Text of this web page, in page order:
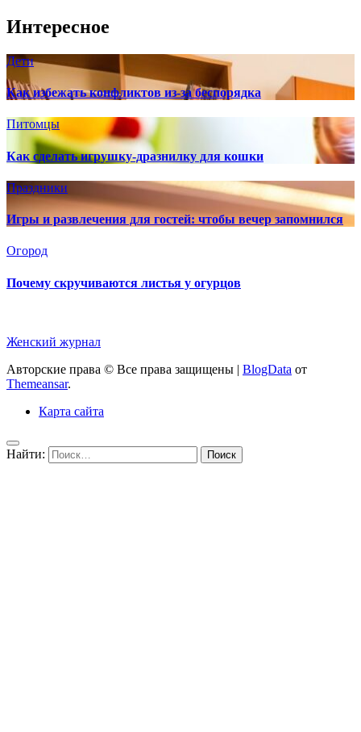
Интересное
Дети
Как избежать конфликтов из-за беспорядка
Питомцы
Как сделать игрушку-дразнилку для кошки
Праздники
Игры и развлечения для гостей: чтобы вечер запомнился
Огород
Почему скручиваются листья у огурцов
Женский журнал
Авторские права © Все права защищены | BlogData от
Themeansar.
Карта сайта
Найти: